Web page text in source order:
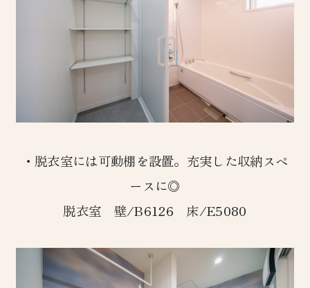
・脱衣室には可動棚を設置。充実した収納スペ
ースに◎
脱衣室 壁/B6126 床/E5080